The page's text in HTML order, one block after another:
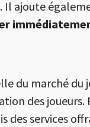
Il ajoute
du marché
des
services